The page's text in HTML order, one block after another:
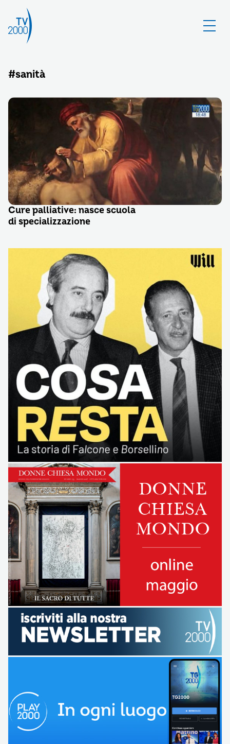
#sanità
Cure palliative: nasce scuola
di specializzazione